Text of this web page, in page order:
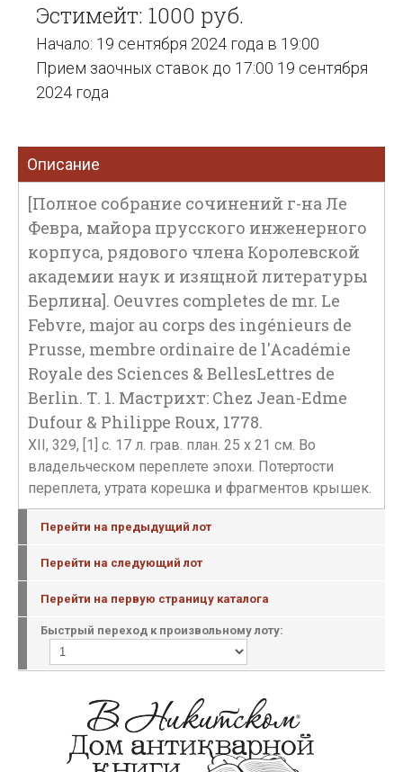
Эстимейт: 1000 руб.
Начало: 19 сентября 2024 года в 19:00
Прием заочных ставок до 17:00 19 сентября
2024 года
Описание
[Полное собрание сочинений г-на Ле
Февра, майора прусского инженерного
корпуса, рядового члена Королевской
академии наук и изящной литературы
Берлина]. Oeuvres completes de mr. Le
Febvre, major au corps des ingénieurs de
Prusse, membre ordinaire de l'Académie
Royale des Sciences & BellesLettres de
Berlin. Т. 1. Мастрихт: Chez Jean-Edme
Dufour & Philippe Roux, 1778.
XII, 329, [1] с. 17 л. грав. план. 25 х 21 см. Во
владельческом переплете эпохи. Потертости
переплета, утрата корешка и фрагментов крышек.
Перейти на предыдущий лот
Перейти на следующий лот
Перейти на первую страницу каталога
Быстрый переход к произвольному лоту: